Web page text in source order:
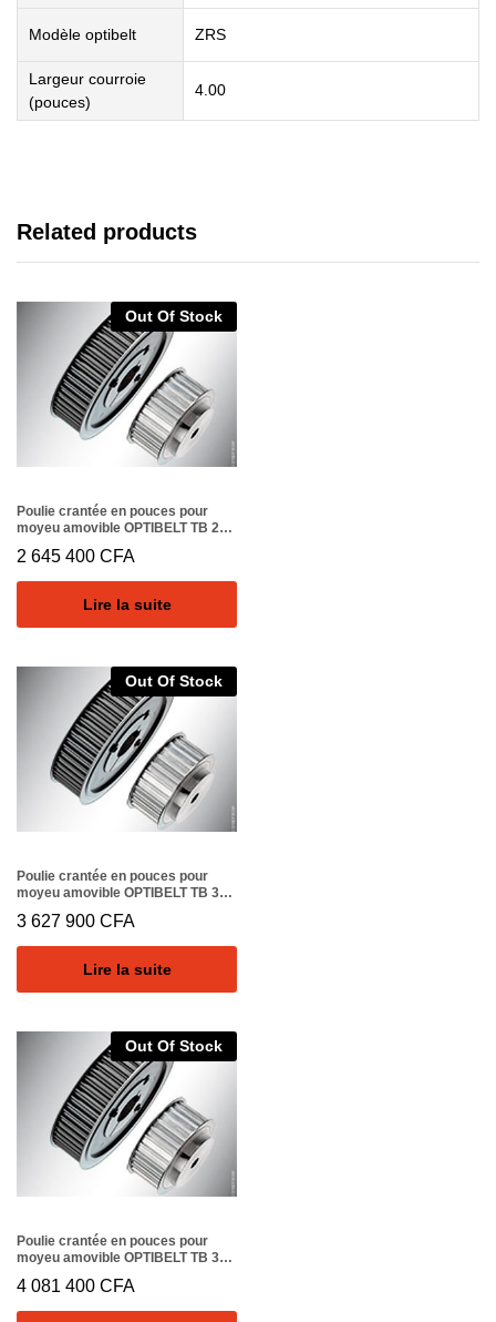
Modèle optibelt ZRS
Largeur courroie
(pouces)
4.00
Related products
Out Of Stock
Poulie crantée en pouces pour
moyeu amovible OPTIBELT TB 22
2 645 400 CFA
Lire la suite
Out Of Stock
Poulie crantée en pouces pour
moyeu amovible OPTIBELT TB 30
3 627 900 CFA
Lire la suite
Out Of Stock
Poulie crantée en pouces pour
moyeu amovible OPTIBELT TB 32
4 081 400 CFA